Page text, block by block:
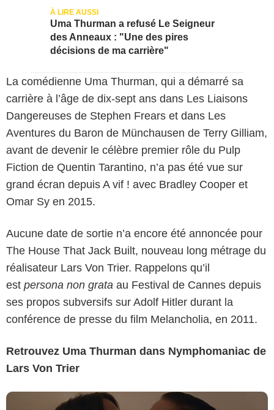
Uma Thurman a refusé Le Seigneur
des Anneaux : "Une des pires
décisions de ma carrière"
La comédienne Uma Thurman, qui a démarré sa
carrière à l’âge de dix-sept ans dans Les Liaisons
Dangereuses de Stephen Frears et dans Les
Aventures du Baron de Münchausen de Terry Gilliam,
avant de devenir le célèbre premier rôle du Pulp
Fiction de Quentin Tarantino, n’a pas été vue sur
grand écran depuis A vif ! avec Bradley Cooper et
Omar Sy en 2015.
Aucune date de sortie n’a encore été annoncée pour
The House That Jack Built, nouveau long métrage du
réalisateur Lars Von Trier. Rappelons qu’il
est persona non grata au Festival de Cannes depuis
ses propos subversifs sur Adolf Hitler durant la
conférence de presse du film Melancholia, en 2011.
Retrouvez Uma Thurman dans Nymphomaniac de
Lars Von Trier